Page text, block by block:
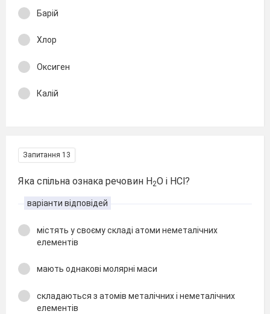
Барій
Хлор
Оксиген
Калій
Запитання 13
Яка спільна ознака речовин H2O і HCl?
варіанти відповідей
містять у своєму складі атоми неметалічних
елементів
мають однакові молярні маси
складаються з атомів металічних і неметалічних
елементів